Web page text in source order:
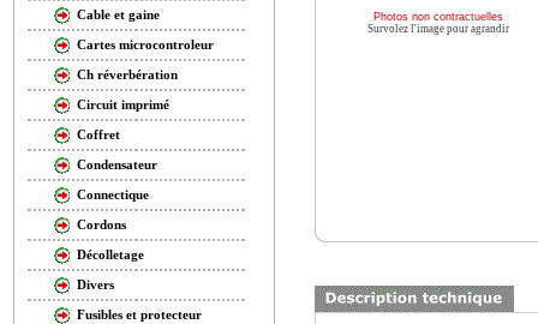
Cable et gaine
Cartes microcontroleur
Ch réverbération
Circuit imprimé
Coffret
Condensateur
Connectique
Cordons
Décolletage
Divers
Fusibles et protecteur
Photos non contractuelles
Survolez l'image pour agrandir